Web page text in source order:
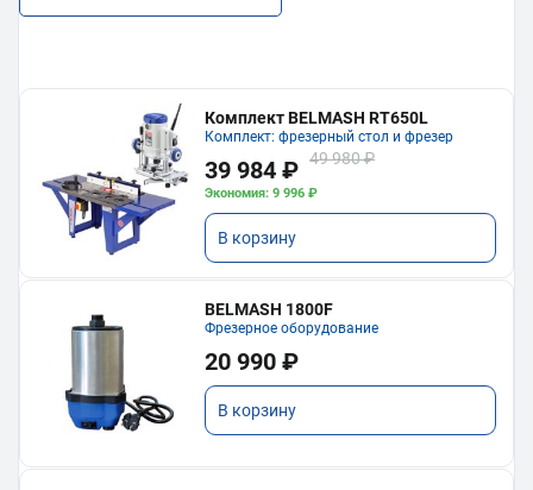
Комплект BELMASH RT650L
Комплект: фрезерный стол и фрезер
39 984 ₽ 49 980 ₽
Экономия: 9 996 ₽
В корзину
BELMASH 1800F
Фрезерное оборудование
20 990 ₽
В корзину